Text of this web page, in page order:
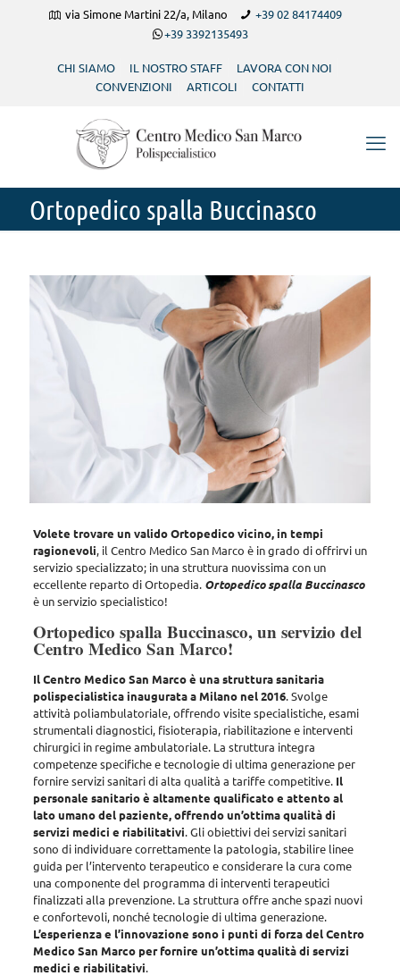
via Simone Martini 22/a, Milano
+39 02 84174409
+39 3392135493
CHI SIAMO IL NOSTRO STAFF
LAVORA CON NOI
CONVENZIONI
ARTICOLI CONTATTI
Ortopedico spalla Buccinasco
Volete trovare un valido Ortopedico vicino, in tempi
ragionevoli, il Centro Medico San Marco è in grado di offrirvi un
servizio specializzato; in una struttura nuovissima con un
eccellente reparto di Ortopedia. Ortopedico spalla Buccinasco
è un servizio specialistico!
Ortopedico spalla Buccinasco, un servizio del
Centro Medico San Marco!
Il Centro Medico San Marco è una struttura sanitaria
polispecialistica inaugurata a Milano nel 2016. Svolge
attività poliambulatoriale, offrendo visite specialistiche, esami
strumentali diagnostici, fisioterapia, riabilitazione e interventi
chirurgici in regime ambulatoriale. La struttura integra
competenze specifiche e tecnologie di ultima generazione per
fornire servizi sanitari di alta qualità a tariffe competitive. Il
personale sanitario è altamente qualificato e attento al
lato umano del paziente, offrendo un’ottima qualità di
servizi medici e riabilitativi. Gli obiettivi dei servizi sanitari
sono di individuare correttamente la patologia, stabilire linee
guida per l’intervento terapeutico e considerare la cura come
una componente del programma di interventi terapeutici
finalizzati alla prevenzione. La struttura offre anche spazi nuovi
e confortevoli, nonché tecnologie di ultima generazione.
L’esperienza e l’innovazione sono i punti di forza del Centro
Medico San Marco per fornire un’ottima qualità di servizi
medici e riabilitativi.